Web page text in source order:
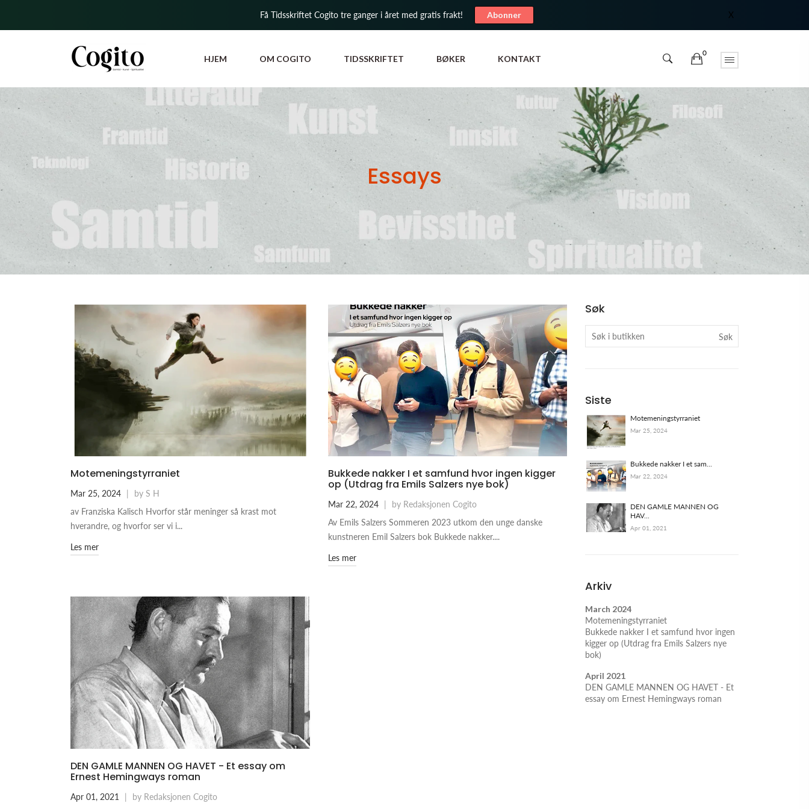
Få Tidsskriftet Cogito tre ganger i året med gratis frakt! Abonner X
HJEM OM COGITO TIDSSKRIFTET BØKER KONTAKT
0
Essays
Søk
Søk
Siste
Motemeningstyrraniet
Mar 25, 2024
Bukkede nakker I et sam...
Mar 22, 2024
DEN GAMLE MANNEN OG
HAV...
Apr 01, 2021
Arkiv
March 2024
Motemeningstyrraniet
Bukkede nakker I et samfund hvor ingen
kigger op (Utdrag fra Emils Salzers nye
bok)
April 2021
DEN GAMLE MANNEN OG HAVET - Et
essay om Ernest Hemingways roman
Motemeningstyrraniet
Mar 25, 2024
by S H
av Franziska Kalisch Hvorfor står meninger så krast mot
hverandre, og hvorfor ser vi i...
Les mer
Bukkede nakker I et samfund hvor ingen kigger
op (Utdrag fra Emils Salzers nye bok)
Mar 22, 2024
by Redaksjonen Cogito
Av Emils Salzers Sommeren 2023 utkom den unge danske
kunstneren Emil Salzers bok Bukkede nakker....
Les mer
DEN GAMLE MANNEN OG HAVET - Et essay om
Ernest Hemingways roman
Apr 01, 2021 | by Redaksjonen Cogito